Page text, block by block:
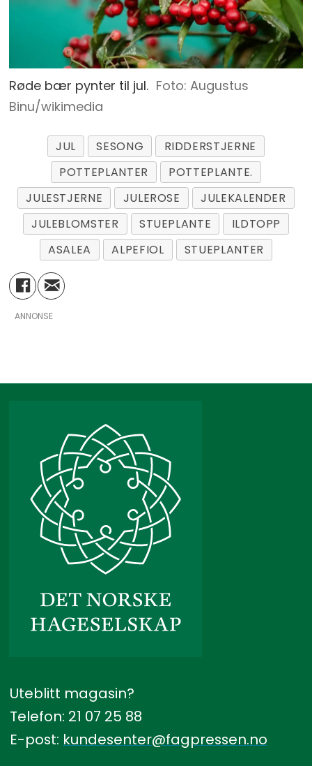
Røde bær pynter til jul. Foto: Augustus
Binu/wikimedia
JUL SESONG
RIDDERSTJERNE
POTTEPLANTER
POTTEPLANTE.
JULESTJERNE
JULEROSE
JULEKALENDER
JULEBLOMSTER
STUEPLANTE
ILDTOPP
ASALEA
ALPEFIOL STUEPLANTER
ANNONSE
Uteblitt magasin?
Telefon: 21 07 25 88
E-post: kundesenter@fagpressen.no